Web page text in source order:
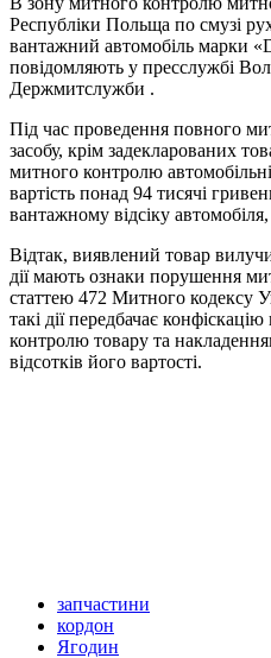
Республіки Польща по смузі
вантажний автомобіль марки
повідомляють у пресслужбі
Держмитслужби .
Під час проведення повного
засобу, крім задекларованих
митного контролю
вартість понад 94 тисячі
вантажному відсіку
Відтак, виявлений товар
дії мають ознаки порушення
статтею 472 Митного кодексу
такі дії передбачає
контролю товару та
відсотків його вартості.
запчастини
кордон
Ягодин